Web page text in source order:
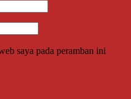
saya pada peramban ini